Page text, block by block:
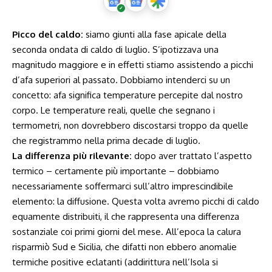
Picco del caldo: siamo giunti alla fase apicale della
seconda ondata di caldo di luglio. S’ipotizzava una
magnitudo maggiore e in effetti stiamo assistendo a picchi
d’afa superiori al passato. Dobbiamo intenderci su un
concetto: afa significa temperature percepite dal nostro
corpo. Le temperature reali, quelle che segnano i
termometri, non dovrebbero discostarsi troppo da quelle
che registrammo nella prima decade di luglio.
La differenza più rilevante: dopo aver trattato l’aspetto
termico – certamente più importante – dobbiamo
necessariamente soffermarci sull’altro imprescindibile
elemento: la diffusione. Questa volta avremo picchi di caldo
equamente distribuiti, il che rappresenta una differenza
sostanziale coi primi giorni del mese. All’epoca la calura
risparmiò Sud e Sicilia, che difatti non ebbero anomalie
termiche positive eclatanti (addirittura nell’Isola si